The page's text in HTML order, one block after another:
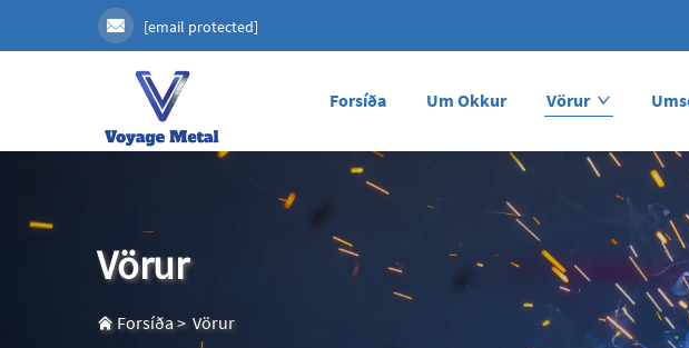
[email protected]
Forsíða Um Okkur Vörur
Vörur
Forsíða> Vörur